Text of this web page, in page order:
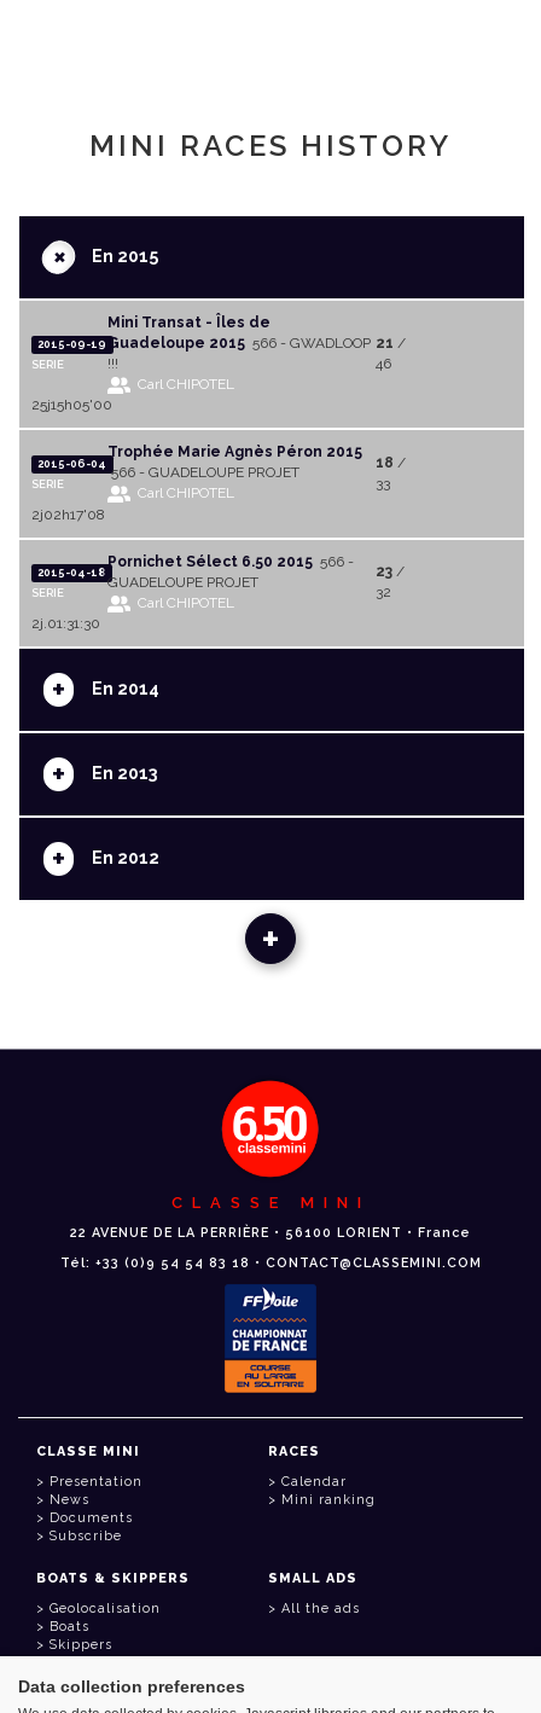
MINI RACES HISTORY
+En 2015
2015-09-19
SERIE
Mini Transat - Îles de
Guadeloupe 2015 566 - GWADLOOP
!!!
Carl CHIPOTEL
21 /
46
25j15h05'00
2015-06-04
SERIE
Trophée Marie Agnès Péron 2015
566 - GUADELOUPE PROJET
Carl CHIPOTEL
18 /
33
2j02h17'08
2015-04-18
SERIE
Pornichet Sélect 6.50 2015 566 -
GUADELOUPE PROJET
Carl CHIPOTEL
23/
32
2j.01:31:30
+ En 2014
+ En 2013
+ En 2012
+
CLASSE MINI
22 AVENUE DE LA PERRIÈRE • 56100 LORIENT • France
Tél: +33 (0)9 54 54 83 18 • CONTACT@CLASSEMINI.COM
CLASSE MINI
Presentation
News
Documents
Subscribe
RACES
Calendar
Mini ranking
BOATS & SKIPPERS
Geolocalisation
Boats
Skippers
SMALL ADS
All the ads
USEFUL LINKS
Data collection preferences